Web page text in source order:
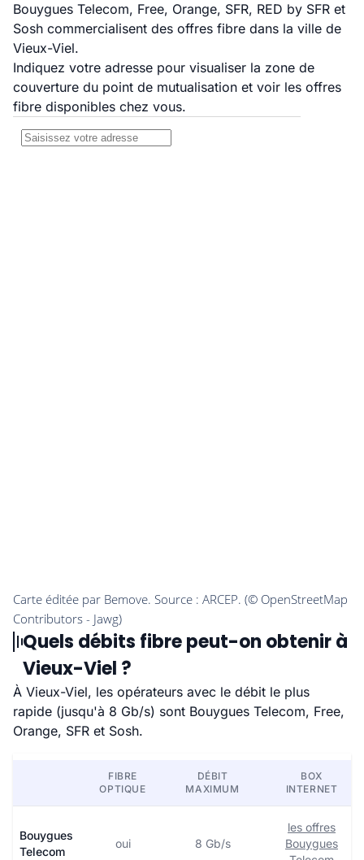
Bouygues Telecom, Free, Orange, SFR, RED by SFR et
Sosh commercialisent des offres fibre dans la ville de
Vieux-Viel.
Indiquez votre adresse pour visualiser la zone de
couverture du point de mutualisation et voir les offres
fibre disponibles chez vous.
Quels débits fibre peut-on obtenir à
Vieux-Viel ?
À Vieux-Viel, les opérateurs avec le débit le plus
rapide (jusqu'à 8 Gb/s) sont Bouygues Telecom, Free,
Orange, SFR et Sosh.
FIBRE
OPTIQUE
DÉBIT
MAXIMUM
BOX
INTERNET
Bouygues
Telecom
oui 8 Gb/s
les offres
Bouygues